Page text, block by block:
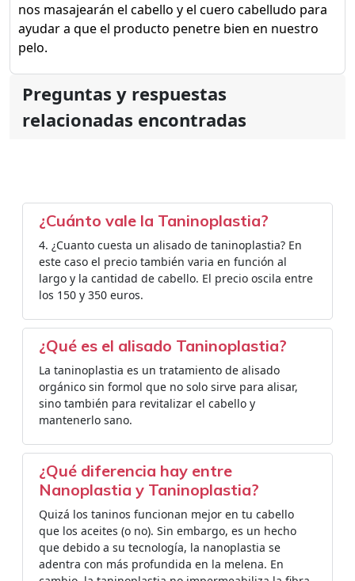
nos masajearán el cabello y el cuero cabelludo para
ayudar a que el producto penetre bien en nuestro
pelo.
Preguntas y respuestas
relacionadas encontradas
¿Cuánto vale la Taninoplastia?
4. ¿Cuanto cuesta un alisado de taninoplastia? En
este caso el precio también varia en función al
largo y la cantidad de cabello. El precio oscila entre
los 150 y 350 euros.
¿Qué es el alisado Taninoplastia?
La taninoplastia es un tratamiento de alisado
orgánico sin formol que no solo sirve para alisar,
sino también para revitalizar el cabello y
mantenerlo sano.
¿Qué diferencia hay entre
Nanoplastia y Taninoplastia?
Quizá los taninos funcionan mejor en tu cabello
que los aceites (o no). Sin embargo, es un hecho
que debido a su tecnología, la nanoplastia se
adentra con más profundida en la melena. En